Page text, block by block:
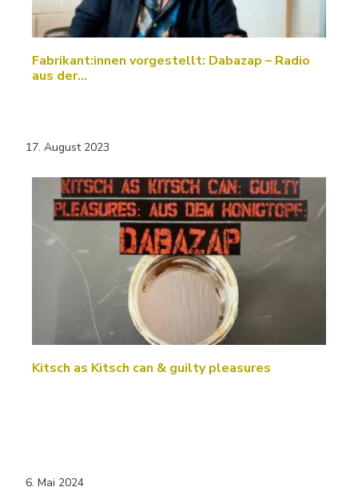
Fabrikant:innen vorgestellt: Dabazap – Radio
aus der…
17. August 2023
Kitsch as Kitsch can & guilty pleasures
6. Mai 2024